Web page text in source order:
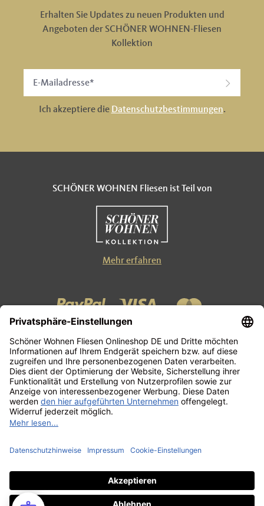
Erhalten Sie Updates zu neuen Produkten und
Angeboten der SCHÖNER WOHNEN-Fliesen
Kollektion
Ich akzeptiere die Datenschutzbestimmungen.
SCHÖNER WOHNEN Fliesen ist Teil von
Mehr erfahren
Kontakt Zahlung und Versand AGB
Datenschutzerklärung Impressum
Widerrufsbelehrung